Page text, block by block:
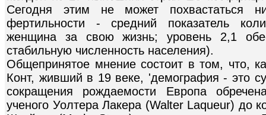
Сегодня этим не может похвастаться
фертильности - средний показатель
женщина за свою жизнь; уровень 2,1
стабильную численность населения).
Общепринятое мнение состоит в том, что,
Конт, живший в 19 веке, 'демография - это
сокращения рождаемости Европа
ученого Уолтера Лакера (Walter Laqueur) до